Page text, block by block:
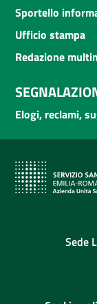
Sportello
Ufficio stampa
Redazione
Elogi, reclami,
Sede